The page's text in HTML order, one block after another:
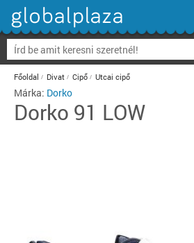
Főoldal Divat Cipő Utcai cipő
Márka: Dorko
Dorko 91 LOW